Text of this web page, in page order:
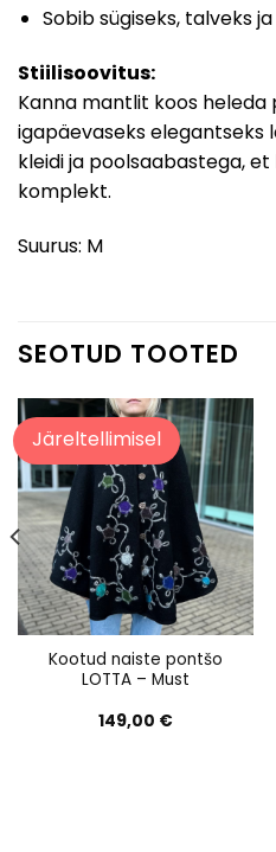
Sobib sügiseks, talveks
Stiilisoovitus:
Kanna mantlit koos heleda
igapäevaseks elegantseks
kleidi ja poolsaabastega,
komplekt.
Suurus: M
SEOTUD TOOTED
Järeltellimisel
Kootud naiste pontšo
LOTTA – Must
149,00 €